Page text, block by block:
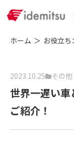
ホーム お役立ち
2023.10.25 その
世界一遅い
ご紹介！